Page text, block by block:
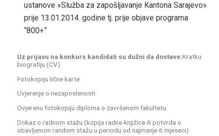
ustanove »Služba za zapošljavanje Kantona Sarajevo»
prije 13.01.2014. godine tj. prije objave programa
“800+”
Uz prijavu na konkurs kandidati su dužni da dostave:Kratku
biografiju (CV)
Fotokopiju lične karte
Uvjerenje o nezaposlenosti
Ovjerenu fotokopiju diploma o završenom fakultetu
Dokaz o radnom stažu (kopija radne knjižice ili potvrda o
obavljenom random stažu u periodu od najmanje 6 mjeseci)